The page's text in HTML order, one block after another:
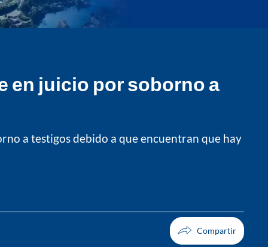
en juicio por soborno a
a testigos debido a que encuentran que hay